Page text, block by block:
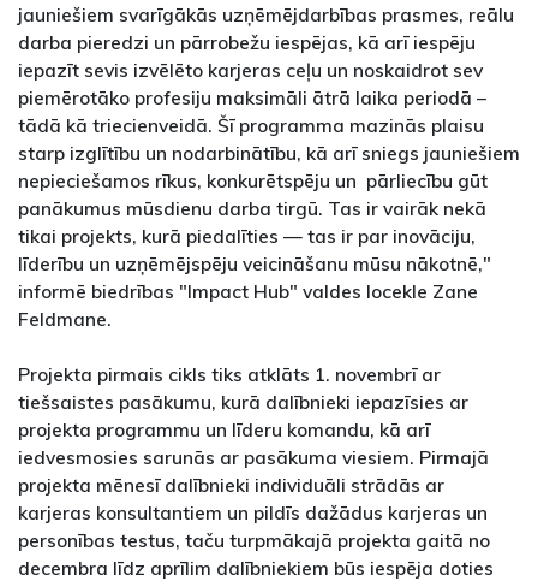
jauniešiem svarīgākās uzņēmējdarbības prasmes, reālu
darba pieredzi un pārrobežu iespējas, kā arī iespēju
iepazīt sevis izvēlēto karjeras ceļu un noskaidrot sev
piemērotāko profesiju maksimāli ātrā laika periodā –
tādā kā triecienveidā. Šī programma mazinās plaisu
starp izglītību un nodarbinātību, kā arī sniegs jauniešiem
nepieciešamos rīkus, konkurētspēju un pārliecību gūt
panākumus mūsdienu darba tirgū. Tas ir vairāk nekā
tikai projekts, kurā piedalīties — tas ir par inovāciju,
līderību un uzņēmējspēju veicināšanu mūsu nākotnē,"
informē biedrības "Impact Hub" valdes locekle Zane
Feldmane.
Projekta pirmais cikls tiks atklāts 1. novembrī ar
tiešsaistes pasākumu, kurā dalībnieki iepazīsies ar
projekta programmu un līderu komandu, kā arī
iedvesmosies sarunās ar pasākuma viesiem. Pirmajā
projekta mēnesī dalībnieki individuāli strādās ar
karjeras konsultantiem un pildīs dažādus karjeras un
personības testus, taču turpmākajā projekta gaitā no
decembra līdz aprīlim dalībniekiem būs iespēja doties